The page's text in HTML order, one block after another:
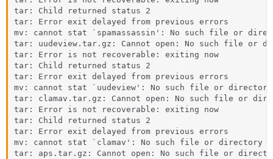
tar: Child returned status 2
tar: Error exit delayed from previous errors
mv: cannot stat `spamassassin': No such file or
tar: uudeview.tar.gz: Cannot open: No such file or
tar: Error is not recoverable: exiting now
tar: Child returned status 2
tar: Error exit delayed from previous errors
mv: cannot stat `uudeview': No such file or directory
tar: clamav.tar.gz: Cannot open: No such file or
tar: Error is not recoverable: exiting now
tar: Child returned status 2
tar: Error exit delayed from previous errors
mv: cannot stat `clamav': No such file or directory
tar: aps.tar.gz: Cannot open: No such file or